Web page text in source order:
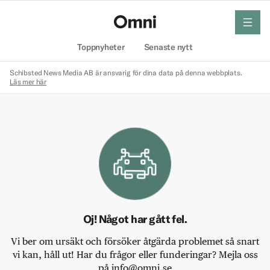
Toppnyheter Senaste nytt
meny
Schibsted News Media AB är ansvarig för dina data på denna webbplats.
Läs mer här
Oj! Något har gått fel.
Vi ber om ursäkt och försöker åtgärda problemet så snart
vi kan, håll ut! Har du frågor eller funderingar? Mejla oss